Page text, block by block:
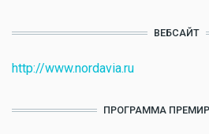
ВЕБСАЙТ
http://www.nordavia.ru
ПРОГРАММА